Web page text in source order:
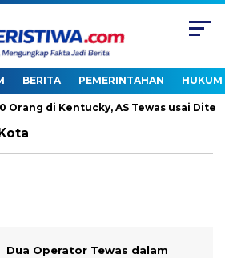
BERITA PEMERINTAHAN HUKUM
di Kentucky, AS Tewas usai
Dua Operator Tewas dalam